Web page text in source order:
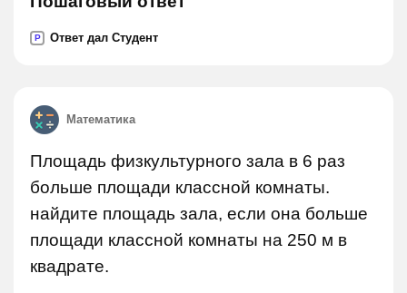
P Ответ дал Студент
Математика
Площадь физкультурного зала в 6 раз
больше площади классной комнаты.
найдите площадь зала, если она больше
площади классной комнаты на 250 м в
квадрате.